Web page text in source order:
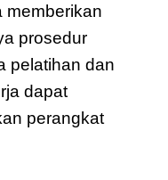
memberikan
prosedur
pelatihan dan
dapat
perangkat